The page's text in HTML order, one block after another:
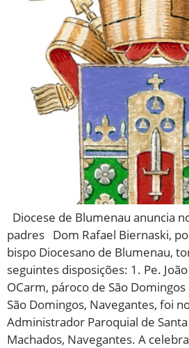
Diocese de Blumenau anuncia
padres Dom Rafael Biernaski,
bispo Diocesano de Blumenau,
seguintes disposições: 1. Pe.
OCarm, pároco de São
São Domingos, Navegantes, foi
Administrador Paroquial de
Machados, Navegantes. A